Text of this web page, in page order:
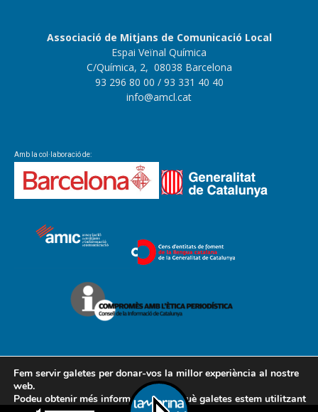
Associació de Mitjans de Comunicació Local
Espai Veïnal Química
C/Química, 2, 08038 Barcelona
93 296 80 00 / 93 331 40 40
info@amcl.cat
Amb la col·laboració de:
Contacte Avís legal Política de cookies Política de privacitat
Fem servir galetes per donar-vos la millor experiència al nostre
web.
Podeu obtenir més informació sobre què galetes estem utilitzant